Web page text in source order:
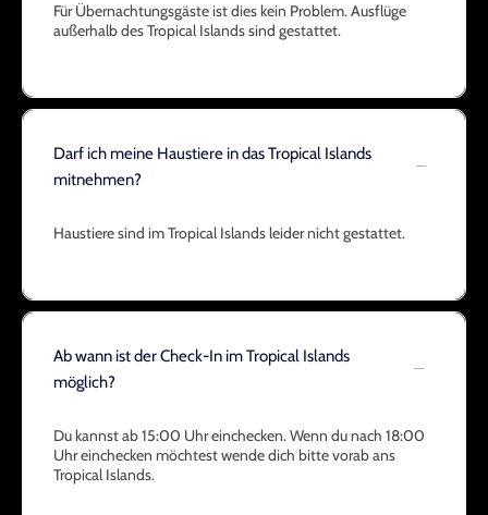
Für Übernachtungsgäste ist dies kein Problem. Ausflüge
außerhalb des Tropical Islands sind gestattet.
Darf ich meine Haustiere in das Tropical Islands
mitnehmen?
Haustiere sind im Tropical Islands leider nicht gestattet.
Ab wann ist der Check-In im Tropical Islands
möglich?
Du kannst ab 15:00 Uhr einchecken. Wenn du nach 18:00
Uhr einchecken möchtest wende dich bitte vorab ans
Tropical Islands.